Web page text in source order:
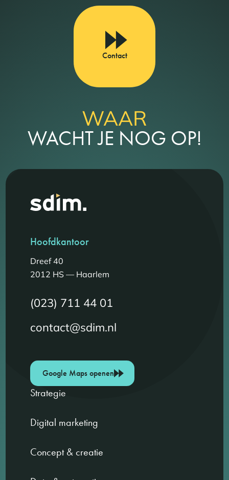
Contact
WAAR
WACHT JE NOG OP!
Hoofdkantoor
Dreef 40
2012 HS — Haarlem
(023) 711 44 01
contact@sdim.nl
Google Maps openen
Strategie
Digital marketing
Concept & creatie